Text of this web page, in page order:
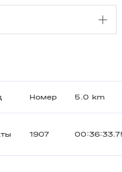
Номер 5.0 km
1907